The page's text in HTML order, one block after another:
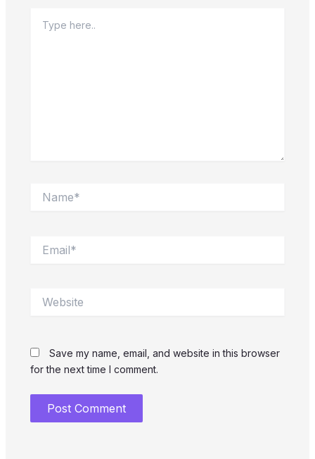
here..
Save my name, email, and website in this browser
for the next time I comment.